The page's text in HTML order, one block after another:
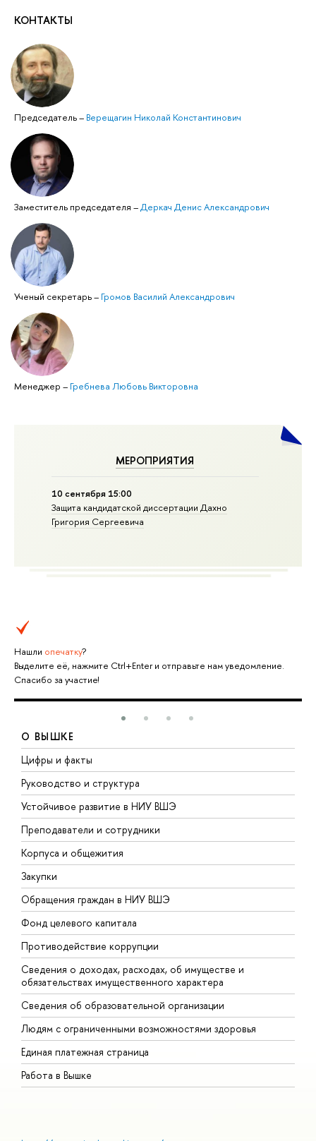
КОНТАКТЫ
Председатель– Верещагин Николай Константинович
Заместитель председателя –Деркач Денис Александрович
Ученый секретарь– Громов Василий Александрович
Менеджер – Гребнева Любовь Викторовна
МЕРОПРИЯТИЯ
10 сентября 15:00
Защита кан­ди­дат­ской диссертации Дахно
Григория Сергеевича
Нашли опечатку?
Выделите её, нажмите Ctrl+Enter и отправьте нам уведомление.
Спасибо за участие!
О ВЫШКЕ
Цифры и факты
Руководство и структура
Устойчивое развитие в НИУ ВШЭ
Преподаватели и сотрудники
Корпуса и общежития
Закупки
Обращения граждан в НИУ ВШЭ
Фонд целевого капитала
Противодействие коррупции
Сведения о доходах, расходах, об имуществе и
обязательствах имущественного характера
Сведения об образовательной организации
Людям с ограниченными возможностями здоровья
Единая платежная страница
Работа в Вышке